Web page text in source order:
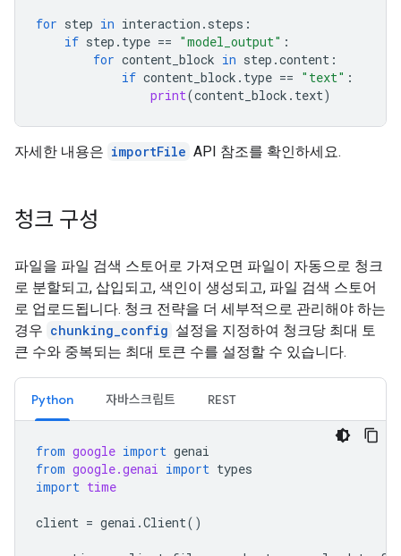
for step in interaction . steps :
if step . type == "model_output" :
for content_block in step .content :
if content_block . type == "text" :
print(content_block . text)
자세한 내용은 importFile API 참조를 확인하세요.
청크 구성
파일을 파일 검색 스토어로 가져오면 파일이 자동으로 청크
로 분할되고, 삽입되고, 색인이 생성되고, 파일 검색 스토어
로 업로드됩니다. 청크 전략을 더 세부적으로 관리해야 하는
경우 chunking_config 설정을 지정하여 청크당 최대 토
큰 수와 중복되는 최대 토큰 수를 설정할 수 있습니다.
Python 자바스크립트 REST
from google import genai
from google.genai import types
import time
client = genai .Client()